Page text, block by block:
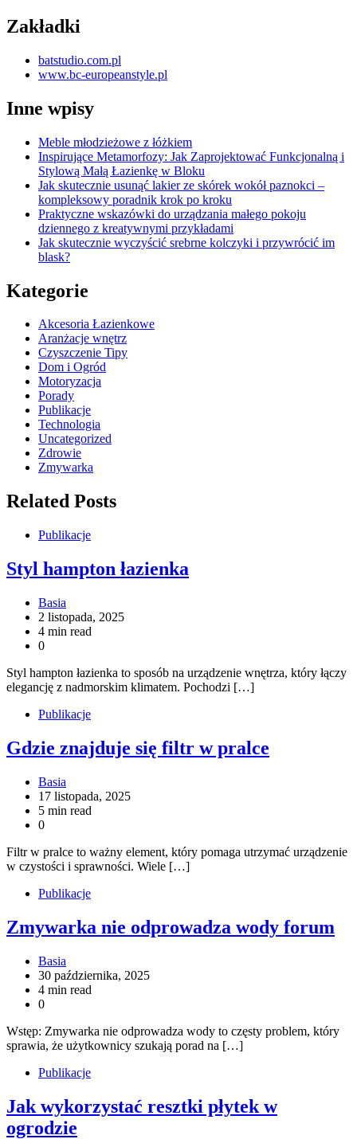
Zakładki
batstudio.com.pl
www.bc-europeanstyle.pl
Inne wpisy
Meble młodzieżowe z łóżkiem
Inspirujące Metamorfozy: Jak Zaprojektować Funkcjonalną i
Stylową Małą Łazienkę w Bloku
Jak skutecznie usunąć lakier ze skórek wokół paznokci –
kompleksowy poradnik krok po kroku
Praktyczne wskazówki do urządzania małego pokoju
dziennego z kreatywnymi przykładami
Jak skutecznie wyczyścić srebrne kolczyki i przywrócić im
blask?
Kategorie
Akcesoria Łazienkowe
Aranżacje wnętrz
Czyszczenie Tipy
Dom i Ogród
Motoryzacja
Porady
Publikacje
Technologia
Uncategorized
Zdrowie
Zmywarka
Related Posts
Publikacje
Styl hampton łazienka
Basia
2 listopada, 2025
4 min read
0
Styl hampton łazienka to sposób na urządzenie wnętrza, który łączy
elegancję z nadmorskim klimatem. Pochodzi […]
Publikacje
Gdzie znajduje się filtr w pralce
Basia
17 listopada, 2025
5 min read
0
Filtr w pralce to ważny element, który pomaga utrzymać urządzenie
w czystości i sprawności. Wiele […]
Publikacje
Zmywarka nie odprowadza wody forum
Basia
30 października, 2025
4 min read
0
Wstęp: Zmywarka nie odprowadza wody to częsty problem, który
sprawia, że użytkownicy szukają porad na […]
Publikacje
Jak wykorzystać resztki płytek w
ogrodzie